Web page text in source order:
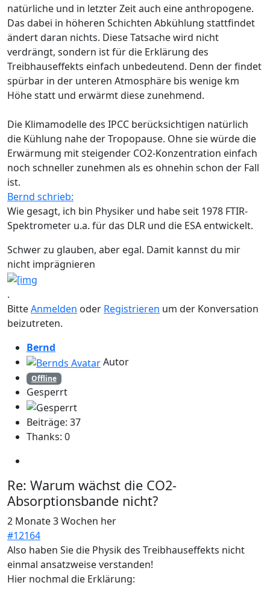
natürliche und in letzter Zeit auch eine anthropogene.
Das dabei in höheren Schichten Abkühlung stattfindet
ändert daran nichts. Diese Tatsache wird nicht
verdrängt, sondern ist für die Erklärung des
Treibhauseffekts einfach unbedeutend. Denn der findet
spürbar in der unteren Atmosphäre bis wenige km
Höhe statt und erwärmt diese zunehmend.
Die Klimamodelle des IPCC berücksichtigen natürlich
die Kühlung nahe der Tropopause. Ohne sie würde die
Erwärmung mit steigender CO2-Konzentration einfach
noch schneller zunehmen als es ohnehin schon der Fall
ist.
Bernd schrieb:
Wie gesagt, ich bin Physiker und habe seit 1978 FTIR-
Spektrometer u.a. für das DLR und die ESA entwickelt.
Schwer zu glauben, aber egal. Damit kannst du mir
nicht imprägnieren
.
BitteAnmelden oder Registrieren um der Konversation
beizutreten.
Bernd
Autor
Offline
Gesperrt
Beiträge: 37
Thanks: 0
Re: Warum wächst die CO2-
Absorptionsbande nicht?
2 Monate 3 Wochen her
#12164
Also haben Sie die Physik des Treibhauseffekts nicht
einmal ansatzweise verstanden!
Hier nochmal die Erklärung: